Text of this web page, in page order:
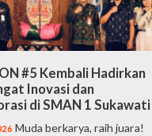
#5 Kembali Hadirkan
Inovasi dan
di SMAN 1 Sukawati
Muda berkarya, raih juara!